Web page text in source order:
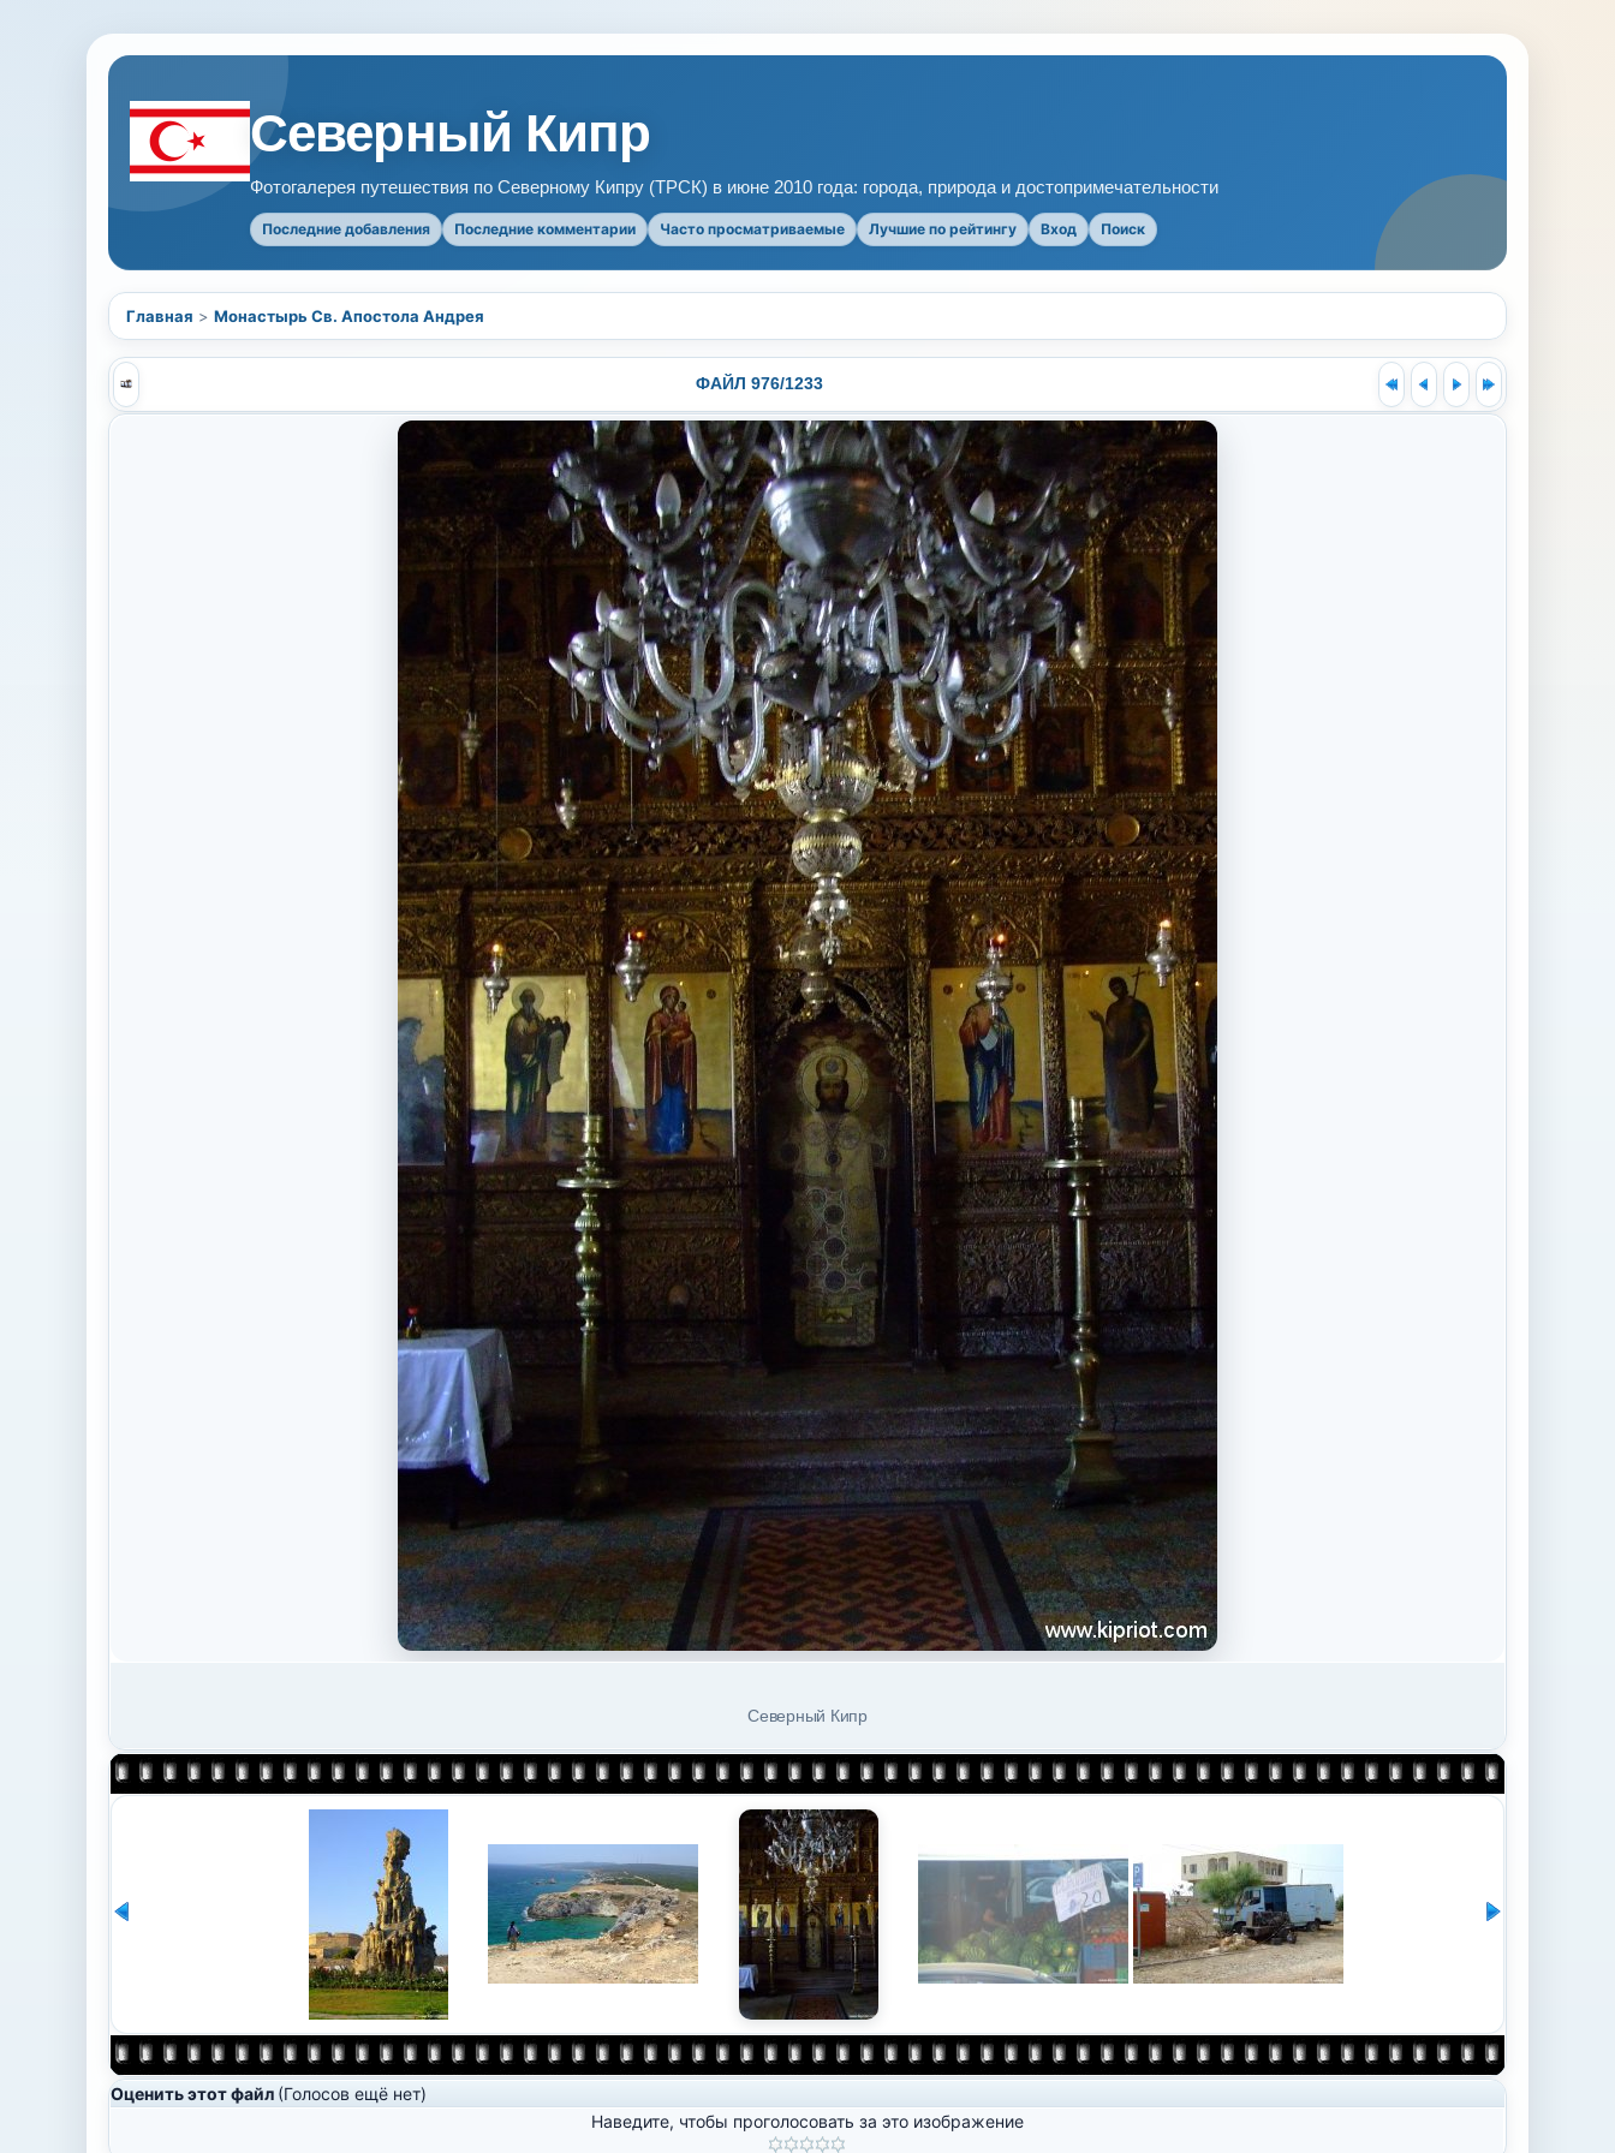
Северный Кипр
Фотогалерея путешествия по Северному Кипру (ТРСК) в июне 2010 года: города, природа и достопримечательности
Последние добавления Последние комментарии Часто просматриваемые Лучшие по рейтингу Вход Поиск
Главная > Монастырь Св. Апостола Андрея
ФАЙЛ 976/1233
Северный Кипр
Оценить этот файл (Голосов ещё нет)
Наведите, чтобы проголосовать за это изображение